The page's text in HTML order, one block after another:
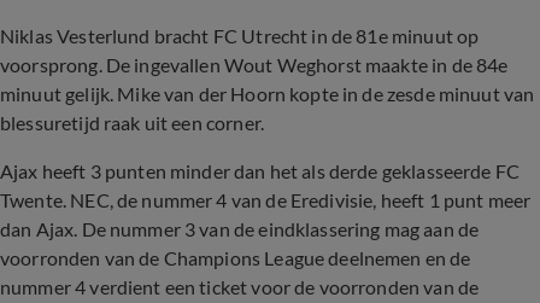
Niklas Vesterlund bracht FC Utrecht in de 81e minuut op
voorsprong. De ingevallen Wout Weghorst maakte in de 84e
minuut gelijk. Mike van der Hoorn kopte in de zesde minuut van
blessuretijd raak uit een corner.
Ajax heeft 3 punten minder dan het als derde geklasseerde FC
Twente. NEC, de nummer 4 van de Eredivisie, heeft 1 punt meer
dan Ajax. De nummer 3 van de eindklassering mag aan de
voorronden van de Champions League deelnemen en de
nummer 4 verdient een ticket voor de voorronden van de